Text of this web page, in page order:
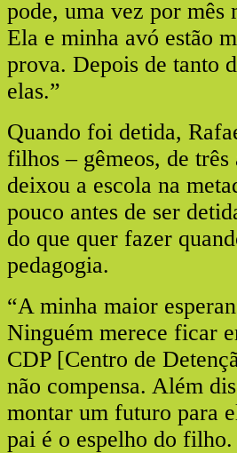
pode, uma vez por mês
Ela e minha avó estão
prova. Depois de tanto
elas.”
Quando foi detida,
filhos – gêmeos, de três
deixou a escola na
pouco antes de ser
do que quer fazer
pedagogia.
“A minha maior
Ninguém merece ficar
CDP [Centro de
não compensa. Além
montar um futuro para
pai é o espelho do